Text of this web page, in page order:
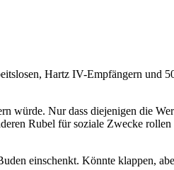
Hartz IV-Empfängern und
würde. Nur dass diejenigen die
Rubel für soziale Zwecke rollen
einschenkt. Könnte klappen,